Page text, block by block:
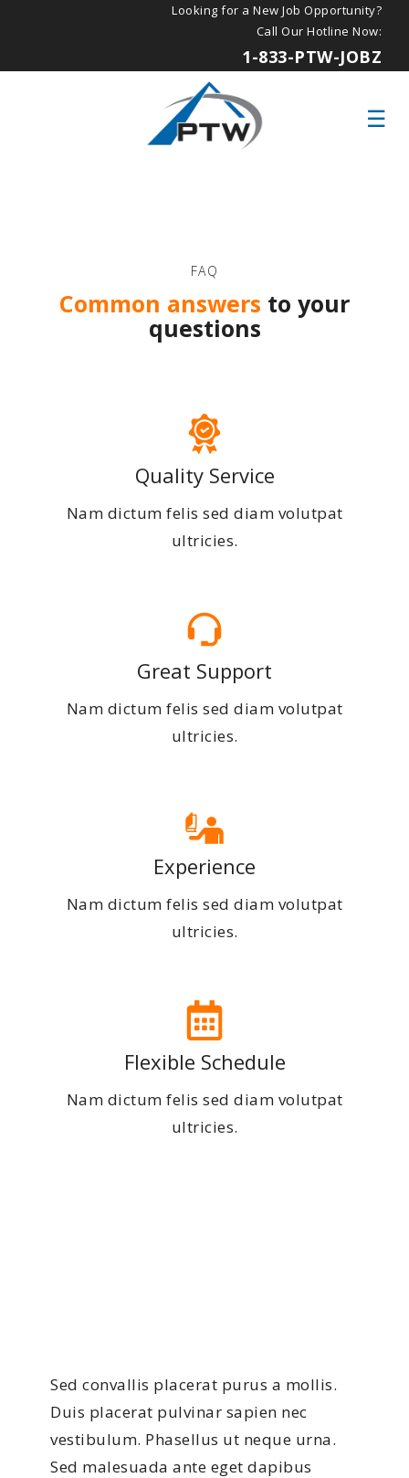
Looking for a New Job Opportunity?
Call Our Hotline Now:
1-833-PTW-JOBZ
FAQ
Common answers to your
questions
Quality Service
Nam dictum felis sed diam volutpat
ultricies.
Great Support
Nam dictum felis sed diam volutpat
ultricies.
Experience
Nam dictum felis sed diam volutpat
ultricies.
Flexible Schedule
Nam dictum felis sed diam volutpat
ultricies.
Sed convallis placerat purus a mollis.
Duis placerat pulvinar sapien nec
vestibulum. Phasellus ut neque urna.
Sed malesuada ante eget dapibus